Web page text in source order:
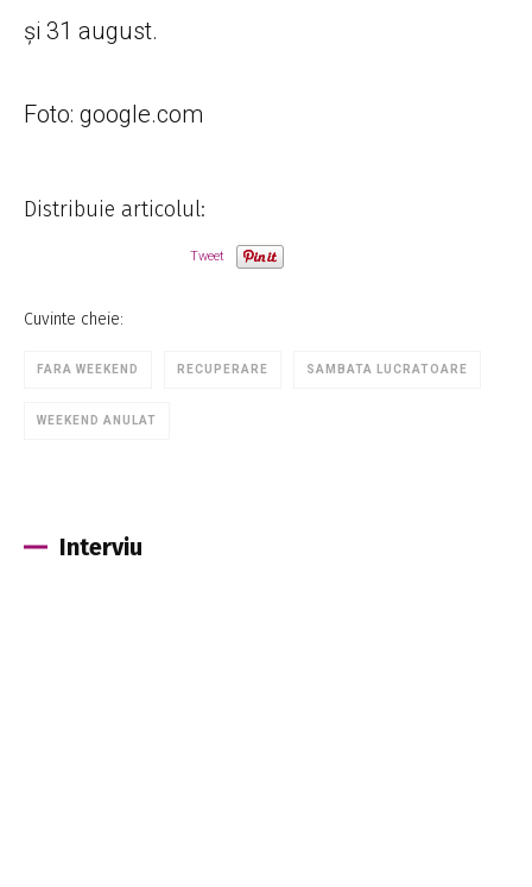
și 31 august.
Foto: google.com
Distribuie articolul:
Tweet
Cuvinte cheie:
FARA WEEKEND RECUPERARE SAMBATA LUCRATOARE
WEEKEND ANULAT
Interviu